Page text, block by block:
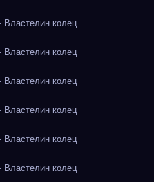
колец
колец
колец
колец
колец
колец